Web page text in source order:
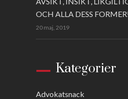
OCH ALLA DESS
20 maj, 2019
Kategorier
Advokatsnack